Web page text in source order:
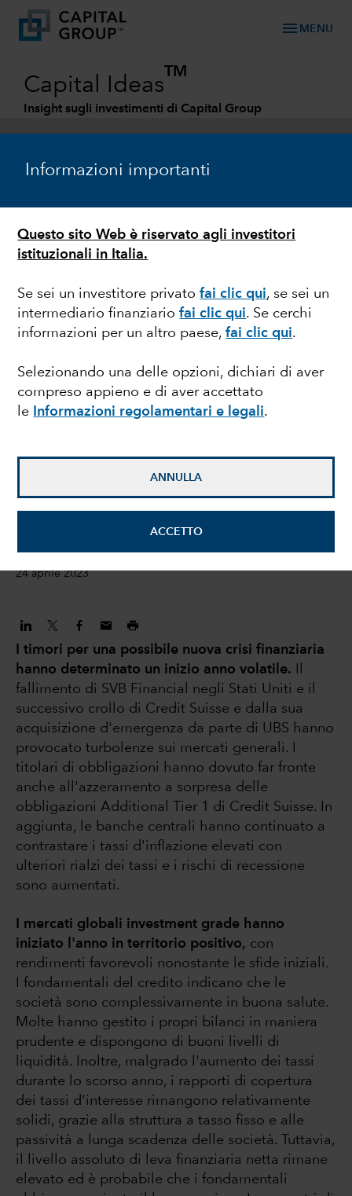
Informazioni importanti
Questo sito Web è riservato agli investitori
istituzionali in Italia.
Se sei un investitore privatofai clic qui, se sei un
intermediario finanziariofai clic qui. Se cerchi
informazioni per un altro paese,fai clic qui.
Selezionando una delle opzioni, dichiari di aver
compreso appieno e di aver accettato
le
Informazioni regolamentari e legali.
ANNULLA
ACCETTO
menu MENU
Capital Ideas
TM
Insight sugli investimenti di Capital Group
REDDITO FISSO
l'aumento della
dispersione degli
spread creditizi offre
opportunità ai gestori
24 aprile 2023
I timori per una possibile nuova crisi finanziaria
hanno determinato un inizio anno volatile.
fallimento di SVB Financial negli Stati Uniti e il
successivo crollo di Credit Suisse e dalla sua
acquisizione d'emergenza da parte di UBS hanno
provocato turbolenze sui mercati generali. I
titolari di obbligazioni hanno dovuto far fronte
anche all'azzeramento a sorpresa delle
obbligazioni Additional Tier 1 di Credit Suisse. In
aggiunta, le banche centrali hanno continuato a
contrastare i tassi d'inflazione elevati con
ulteriori rialzi dei tassi e i rischi di recessione
sono aumentati.
I mercati globali investment grade hanno
iniziato l'anno in territorio positivo, con
rendimenti favorevoli nonostante le sfide iniziali.
I fondamentali del credito indicano che le
società sono complessivamente in buona salute.
Molte hanno gestito i propri bilanci in maniera
prudente e dispongono di buoni livelli di
liquidità. Inoltre, malgrado l'aumento dei tassi
durante lo scorso anno, i rapporti di copertura
dei tassi d'interesse rimangono relativamente
solidi, grazie alla struttura a tasso fisso e alle
passività a lunga scadenza delle società. Tuttavia,
il livello assoluto di leva finanziaria netta rimane
elevato ed è probabile che i fondamentali